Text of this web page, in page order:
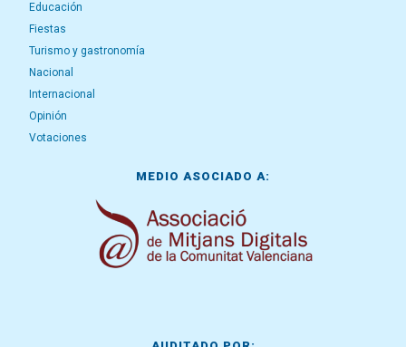
Educación
Fiestas
Turismo y gastronomía
Nacional
Internacional
Opinión
Votaciones
MEDIO ASOCIADO A: